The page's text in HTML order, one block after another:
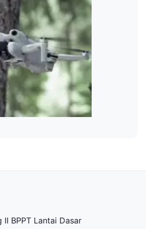
II BPPT Lantai Dasar